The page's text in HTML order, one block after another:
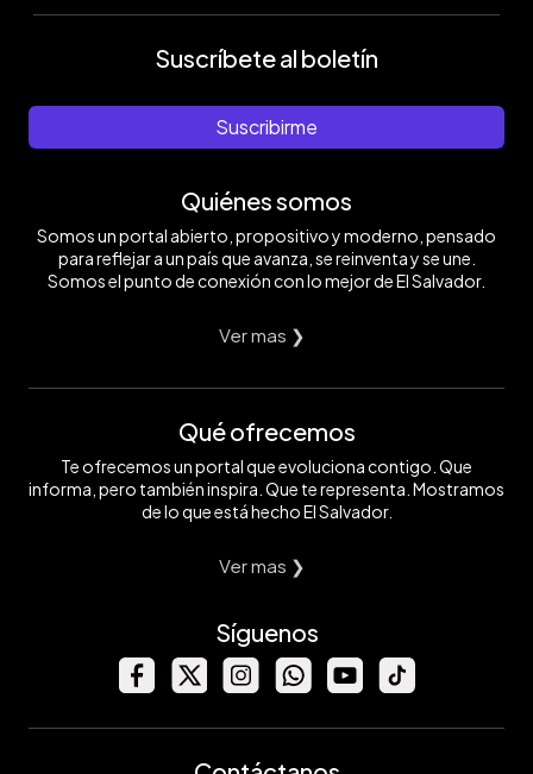
Suscríbete al boletín
Suscribirme
Quiénes somos
Somos un portal abierto, propositivo y moderno, pensado
para reflejar a un país que avanza, se reinventa y se une.
Somos el punto de conexión con lo mejor de El Salvador.
Ver mas ❯
Qué ofrecemos
Te ofrecemos un portal que evoluciona contigo. Que
informa, pero también inspira. Que te representa. Mostramos
de lo que está hecho El Salvador.
Ver mas ❯
Síguenos